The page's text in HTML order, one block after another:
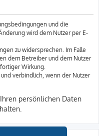
und die
wird dem Nutzer per E-
zu widersprechen. Im Falle
dem Betreiber und dem Nutzer
Wirkung.
verbindlich, wenn der Nutzer
persönlichen Daten